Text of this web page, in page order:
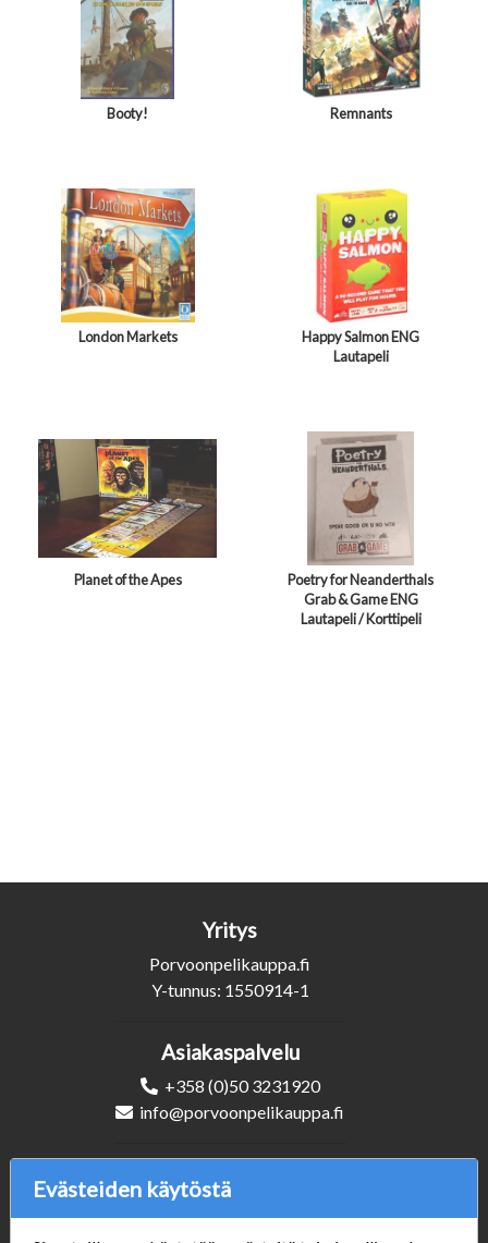
Booty! Remnants
London Markets
Happy Salmon ENG
Lautapeli
Planet of the Apes
Poetry for Neanderthals
Grab & Game ENG
Lautapeli / Korttipeli
Yritys
Porvoonpelikauppa.fi
Y-tunnus: 1550914-1
Asiakaspalvelu
+358 (0)50 3231920
info@porvoonpelikauppa.fi
Evästeiden käytöstä